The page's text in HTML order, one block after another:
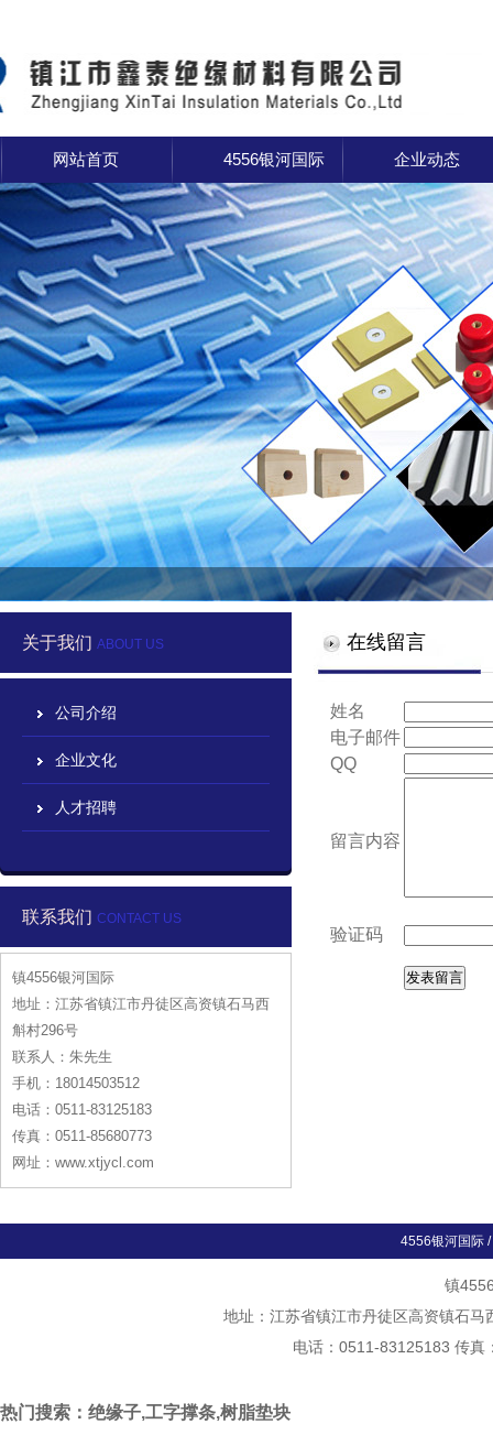
网站首页 4556银河国际 企业动态
关于我们 ABOUT US
公司介绍
企业文化
人才招聘
联系我们 CONTACT US
镇4556银河国际
地址：江苏省镇江市丹徒区高资镇石马西
斛村296号
联系人：朱先生
手机：18014503512
电话：0511-83125183
传真：0511-85680773
网址：www.xtjycl.com
在线留言
姓名
电子邮件
QQ
留言内容
验证码
4556银河国际/
镇
地址：江苏省镇江市丹徒区高资镇石
电话：0511-83125183 传真
热门搜索：绝缘子,工字撑条,树脂垫块